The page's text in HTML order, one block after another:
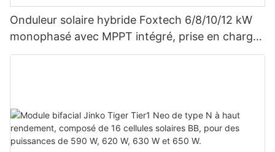
Onduleur solaire hybride Foxtech 6/8/10/12 kW
monophasé avec MPPT intégré, prise en charge
du montage en parallèle de 9 unités pour